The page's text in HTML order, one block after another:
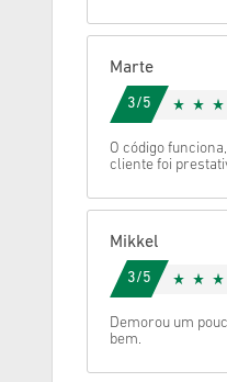
Marte
3/5
O código
cliente foi
Mikkel
3/5
Demorou um
bem.